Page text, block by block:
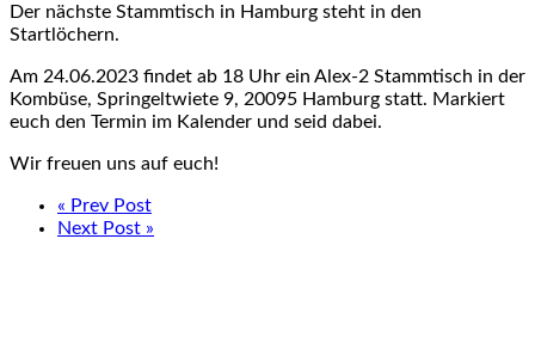
Der nächste Stammtisch in Hamburg steht in den
Startlöchern.
Am 24.06.2023 findet ab 18 Uhr ein Alex-2 Stammtisch in der
Kombüse, Springeltwiete 9, 20095 Hamburg statt. Markiert
euch den Termin im Kalender und seid dabei.
Wir freuen uns auf euch!
« Prev Post
Next Post »